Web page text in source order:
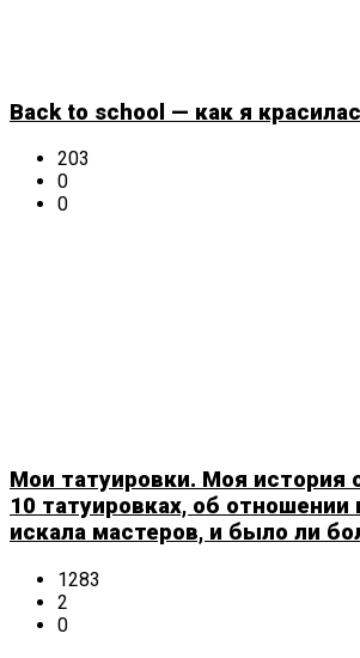
Back to school — как я
203
0
0
Мои татуировки. Моя история
10 татуировках, об
искала мастеров, и было ли
1283
2
0